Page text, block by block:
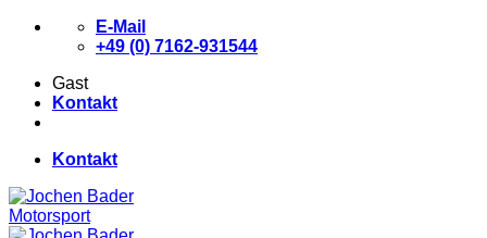
Zum
E-Mail
+49 (0) 7162-931544
Gast
Kontakt
Kontakt